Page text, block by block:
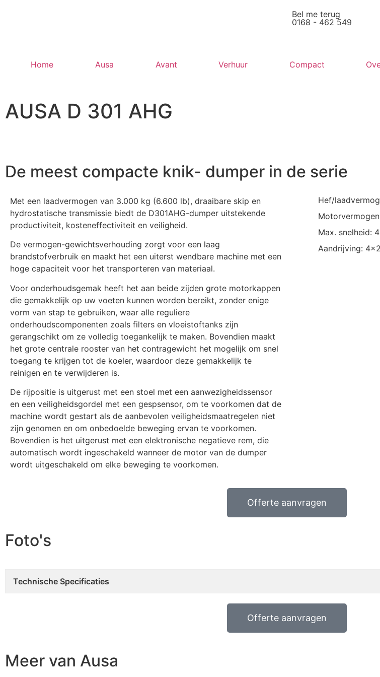
Bel me terug
0168 - 462 549
Home Ausa Avant Verhuur Compact
AUSA D 301 AHG
De meest compacte knik- dumper in de serie
Met een laadvermogen van 3.000 kg (6.600 lb), draaibare skip en
hydrostatische transmissie biedt de D301AHG-dumper uitstekende
productiviteit, kosteneffectiviteit en veiligheid.
De vermogen-gewichtsverhouding zorgt voor een laag
brandstofverbruik en maakt het een uiterst wendbare machine met een
hoge capaciteit voor het transporteren van materiaal.
Voor onderhoudsgemak heeft het aan beide zijden grote motorkappen
die gemakkelijk op uw voeten kunnen worden bereikt, zonder enige
vorm van stap te gebruiken, waar alle reguliere
onderhoudscomponenten zoals filters en vloeistoftanks zijn
gerangschikt om ze volledig toegankelijk te maken. Bovendien maakt
het grote centrale rooster van het contragewicht het mogelijk om snel
toegang te krijgen tot de koeler, waardoor deze gemakkelijk te
reinigen en te verwijderen is.
De rijpositie is uitgerust met een stoel met een aanwezigheidssensor
en een veiligheidsgordel met een gespsensor, om te voorkomen dat de
machine wordt gestart als de aanbevolen veiligheidsmaatregelen niet
zijn genomen en om onbedoelde beweging ervan te voorkomen.
Bovendien is het uitgerust met een elektronische negatieve rem, die
automatisch wordt ingeschakeld wanneer de motor van de dumper
wordt uitgeschakeld om elke beweging te voorkomen.
Hef/
Max. snelheid:
Aandrijving:
Offerte aanvragen
Foto's
Technische Specificaties
Offerte aanvragen
Meer van Ausa